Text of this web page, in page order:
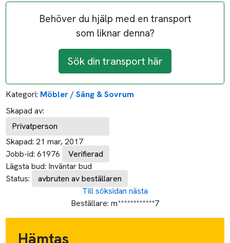
Behöver du hjälp med en transport
som liknar denna?
Sök din transport här
Kategori: Möbler / Säng & Sovrum
Skapad av:
Privatperson
Skapad: 21 mar, 2017
Jobb-id: 61976
Verifierad
Lägsta bud: Inväntar bud
Status:
avbruten av beställaren
Till söksidan nästa
Beställare: m************7
Hämtas